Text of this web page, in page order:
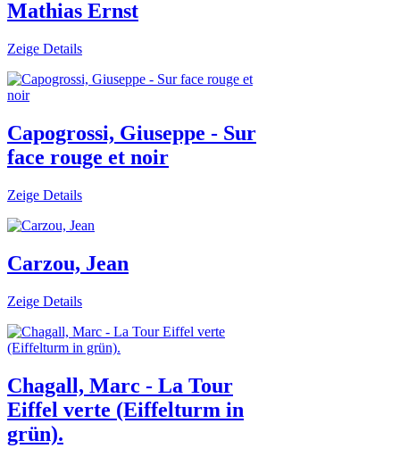
Mathias Ernst
Zeige Details
Capogrossi, Giuseppe - Sur
face rouge et noir
Zeige Details
Carzou, Jean
Zeige Details
Chagall, Marc - La Tour
Eiffel verte (Eiffelturm in
grün).